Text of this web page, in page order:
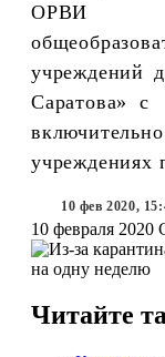
ОРВИ
учреждений
Саратова»
учреждениях
10 фев 2020,
10 февраля 2020
Читайте